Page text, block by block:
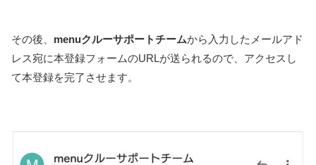
その後、 menuクルーサポートチームから入力したメールアド
レス宛に本登録フォームのURLが送られるので、アクセスし
て本登録を完了させます。